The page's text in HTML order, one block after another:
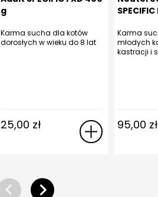
g
Karma sucha dla kotów
dorosłych w wieku do 8 lat
25,00 zł
Karma
młodych
kastracji i
95,00 zł